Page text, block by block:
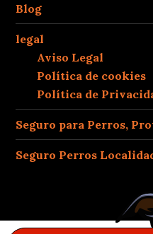
Blog
legal
Aviso Legal
Política de cookies
Política de
Seguro para Perros,
Seguro Perros